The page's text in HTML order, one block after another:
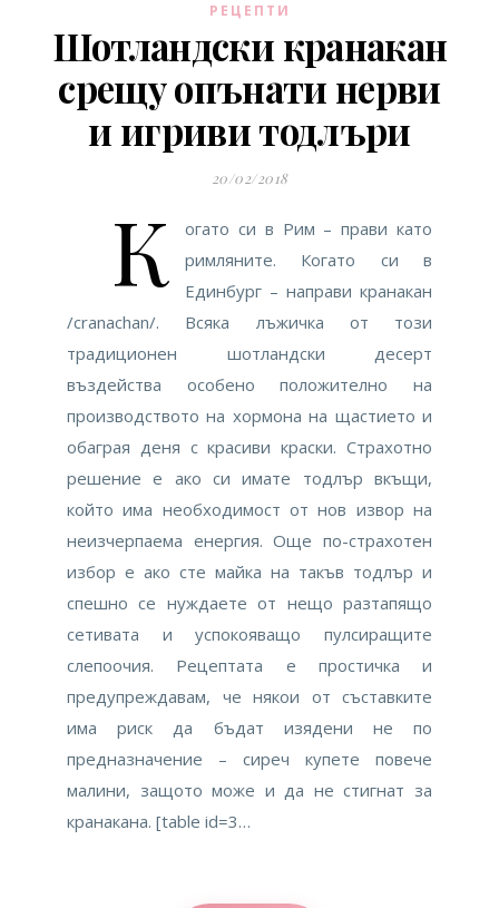
РЕЦЕПТИ
Шотландски кранакан
срещу опънати нерви
и игриви тодлъри
20/02/2018
К
огато си в Рим – прави като
римляните. Когато си в
Единбург – направи кранакан
/cranachan/. Всяка лъжичка от този
традиционен шотландски десерт
въздейства особено положително на
производството на хормона на щастието и
обаграя деня с красиви краски. Страхотно
решение е ако си имате тодлър вкъщи,
който има необходимост от нов извор на
неизчерпаема енергия. Още по-страхотен
избор е ако сте майка на такъв тодлър и
спешно се нуждаете от нещо разтапящо
сетивата и успокояващо пулсиращите
слепоочия. Рецептата е простичка и
предупреждавам, че някои от съставките
има риск да бъдат изядени не по
предназначение – сиреч купете повече
малини, защото може и да не стигнат за
кранакана. [table id=3…